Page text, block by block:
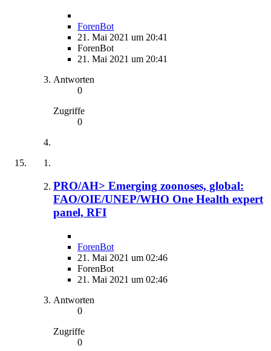
ForenBot
21. Mai 2021 um 20:41
ForenBot
21. Mai 2021 um 20:41
Antworten
0
Zugriffe
0
PRO/AH> Emerging zoonoses, global:
FAO/OIE/UNEP/WHO One Health expert
panel, RFI
ForenBot
21. Mai 2021 um 02:46
ForenBot
21. Mai 2021 um 02:46
Antworten
0
Zugriffe
0